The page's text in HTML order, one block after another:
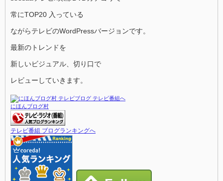
常にTOP20 入っている
ながらテレビのWordPressバージョンです。
最新のトレンドを
新しいビジュアル、切り口で
レビューしていきます。
にほんブログ村
テレビ番組 ブログランキングへ